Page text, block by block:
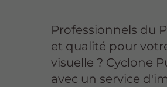
Professionnels du
et qualité pour
visuelle ? Cyclone
avec un service